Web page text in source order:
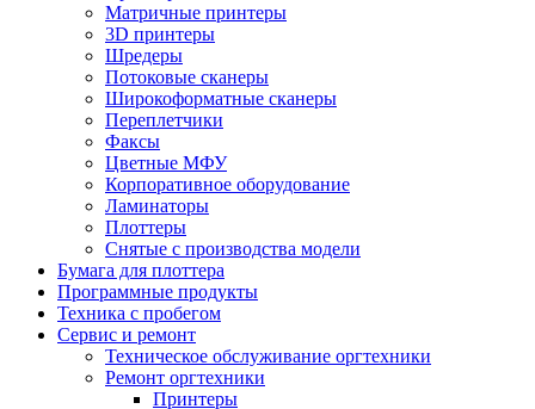
Матричные принтеры
3D принтеры
Шредеры
Потоковые сканеры
Широкоформатные сканеры
Переплетчики
Факсы
Цветные МФУ
Корпоративное оборудование
Ламинаторы
Плоттеры
Снятые с производства модели
Бумага для плоттера
Программные продукты
Техника с пробегом
Сервис и ремонт
Техническое обслуживание оргтехники
Ремонт оргтехники
Принтеры